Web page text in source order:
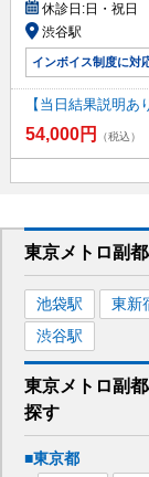
休診日:日・祝日
渋谷駅
インボイス制度に対
【当日結果説明
54,000円 （税込）
東京メトロ副
池袋駅 東新
渋谷駅
東京メトロ副
探す
■東京都